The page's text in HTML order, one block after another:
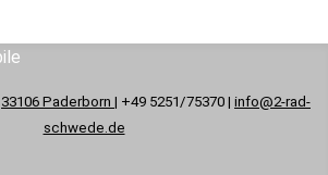
33106 Paderborn | +49 5251/75370 | info@2-rad-
schwede.de